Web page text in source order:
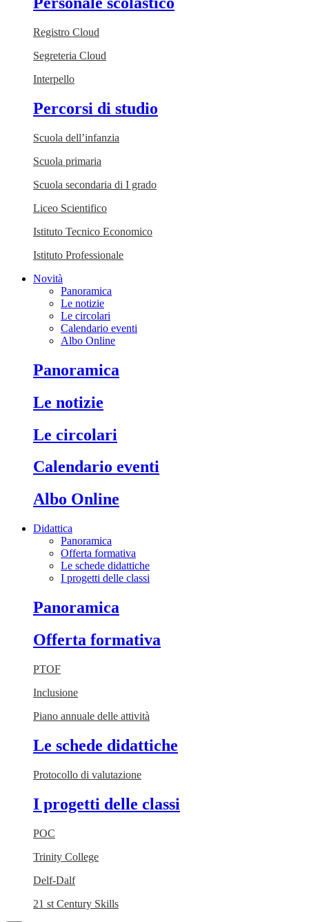
Registro Cloud
Segreteria Cloud
Interpello
Percorsi di studio
Scuola dell’infanzia
Scuola primaria
Scuola secondaria di I grado
Liceo Scientifico
Istituto Tecnico Economico
Istituto Professionale
Novità
Panoramica
Le notizie
Le circolari
Calendario eventi
Albo Online
Panoramica
Le notizie
Le circolari
Calendario eventi
Albo Online
Didattica
Panoramica
Offerta formativa
Le schede didattiche
I progetti delle classi
Panoramica
Offerta formativa
PTOF
Inclusione
Piano annuale delle attività
Le schede didattiche
Protocollo di valutazione
I progetti delle classi
POC
Trinity College
Delf-Dalf
21 st Century Skills